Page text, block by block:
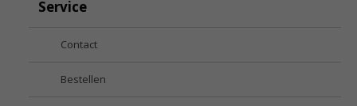
Service
Contact
Bestellen